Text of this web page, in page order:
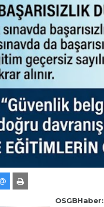
OSGBHaber: